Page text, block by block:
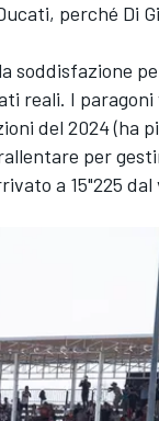
perché Di
soddisfazione
reali. I
del 2024 (ha
per
a 15"225